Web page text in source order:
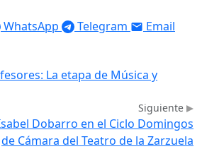
WhatsApp Telegram Email
La etapa de Música y
Siguiente
Dobarro en el Ciclo Domingos
de Cámara del Teatro de la Zarzuela